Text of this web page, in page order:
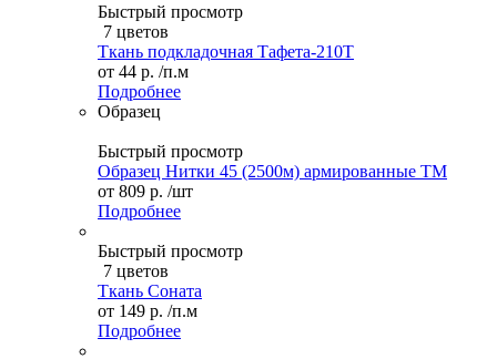
Быстрый просмотр
7 цветов
Ткань подкладочная Тафета-210T
от 44 р. /п.м
Подробнее
Образец
Быстрый просмотр
Образец Нитки 45 (2500м) армированные ТМ
от 809 р. /шт
Подробнее
Быстрый просмотр
7 цветов
Ткань Соната
от 149 р. /п.м
Подробнее